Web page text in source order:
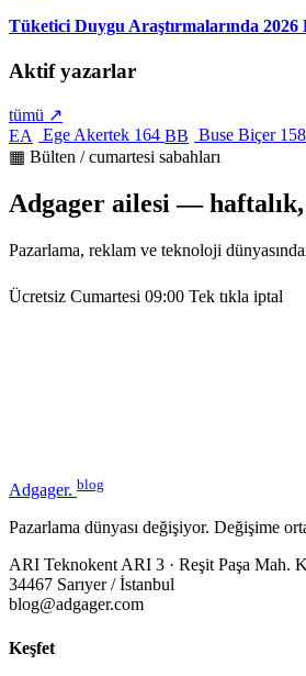
Tüketici Duygu Araştırmalarında 2026
Aktif yazarlar
tümü ↗
EA
Ege Akertek 164 BB Buse Biçer 158
▦ Bülten / cumartesi sabahları
Adgager ailesi — haftalık,
Pazarlama, reklam ve teknoloji
Ücretsiz Cumartesi 09:00 Tek tıkla iptal
Adgager. blog
Pazarlama dünyası değişiyor. Değişime
ARI Teknokent ARI 3 · Reşit Paşa Mah.
34467 Sarıyer / İstanbul
blog@adgager.com
Keşfet